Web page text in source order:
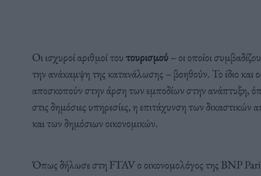
Οι ισχυροί αριθμοί τουτουρισμού– οι οποίοι
την ανάκαμψη της κατανάλωσης – βοηθούν. Το ίδιο και
αποσκοπούν στην άρση των εμποδίων στην ανάπτυξη,
στις δημόσιες υπηρεσίες, η επιτάχυνση των δικαστικών
και των δημόσιων οικονομικών.
Όπως δήλωσε στη FTAV ο οικονομολόγος της BNP